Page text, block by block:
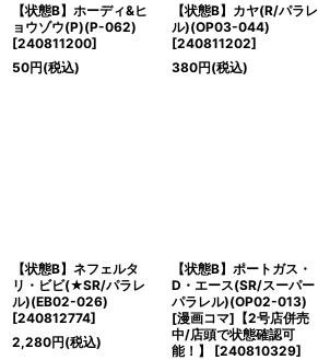
【状態B】ホーディ&ヒ
ョウゾウ(P)(P-062)
[240811200]
50円(税込)
【状態B】カヤ(R/パラレ
ル)(OP03-044)
[240811202]
380円(税込)
【状態B】ネフェルタ
リ・ビビ(★SR/パラレ
ル)(EB02-026)
[240812774]
2,280円(税込)
【状態B】ポートガス・
D・エース(SR/スーパー
パラレル)(OP02-013)
[漫画コマ]【2号店併売
中/店頭で状態確認可
能！】
[240810329]